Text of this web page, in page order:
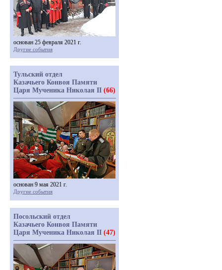
основан 25 февраля 2021 г.
Другие события
Тульский отдел
Казачьего Конвоя Памяти
Царя Мученика Николая II (66)
основан 9 мая 2021 г.
Другие события
Посольский отдел
Казачьего Конвоя Памяти
Царя Мученика Николая II (47)